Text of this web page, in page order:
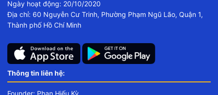
Ngày hoạt động: 20/10/2020
Địa chỉ: 60 Nguyễn Cư Trinh, Phường Phạm Ngũ Lão, Quận 1,
Thành phố Hồ Chí Minh
Thông tin liên hệ:
Founder: Phan Hiếu Kỳ